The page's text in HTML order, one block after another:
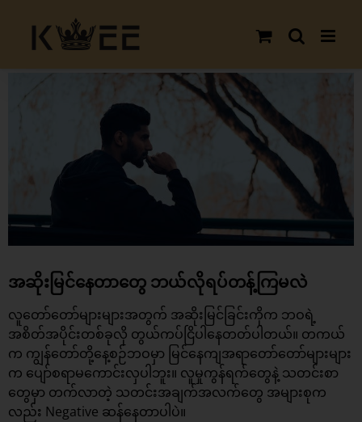
content
Larger
အဆိုးမြင်နေတာတွေ ဘယ်လိုရပ်တန့်ကြမလဲ
လူတော်တော်များများအတွက် အဆိုးမြင်ခြင်းကိုက ဘဝရဲ့
အစိတ်အပိုင်းတစ်ခုလို တွယ်ကပ်ငြိပါနေတတ်ပါတယ်။ တကယ်
က ကျွန်တော်တို့နေ့စဉ်ဘဝမှာ မြင်နေကျအရာတော်တော်များများ
က ပျော်စရာမကောင်းလှပါဘူး။ လူမှုကွန်ရက်တွေနဲ့ သတင်းစာ
တွေမှာ တက်လာတဲ့ သတင်းအချက်အလက်တွေ အများစုက
လည်း Negative ဆန်နေတာပါပဲ။